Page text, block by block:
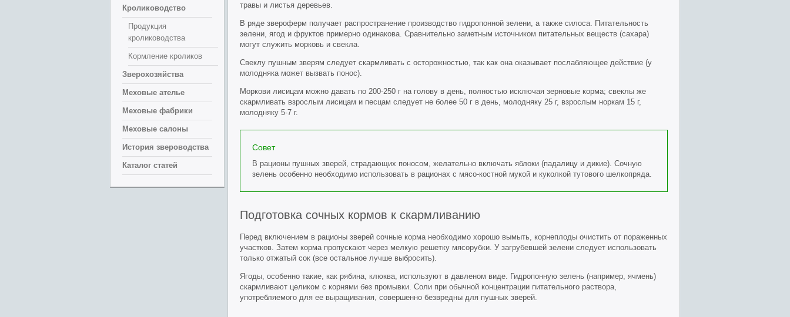
травы и листья деревьев.
В ряде звероферм получает распространение производство гидропонной зелени, а также силоса. Питательность
зелени, ягод и фруктов примерно одинакова. Сравнительно заметным источником питательных веществ (сахара)
могут служить морковь и свекла.
Свеклу пушным зверям следует скармливать с осторожностью, так как она оказывает послабляющее действие (у
молодняка может вызвать понос).
Моркови лисицам можно давать по 200-250 г на голову в день, полностью исключая зерновые корма; свеклы же
скармливать взрослым лисицам и песцам следует не более 50 г в день, молодняку 25 г, взрослым норкам 15 г,
молодняку 5-7 г.
Совет
В рационы пушных зверей, страдающих поносом, желательно включать яблоки (падалицу и дикие). Сочную
зелень особенно необходимо использовать в рационах с мясо-костной мукой и куколкой тутового шелкопряда.
Подготовка сочных кормов к скармливанию
Перед включением в рационы зверей сочные корма необходимо хорошо вымыть, корнеплоды очистить от пораженных
участков. Затем корма пропускают через мелкую решетку мясорубки. У загрубевшей зелени следует использовать
только отжатый сок (все остальное лучше выбросить).
Ягоды, особенно такие, как рябина, клюква, используют в давленом виде. Гидропонную зелень (например, ячмень)
скармливают целиком с корнями без промывки. Соли при обычной концентрации питательного раствора,
употребляемого для ее выращивания, совершенно безвредны для пушных зверей.
Кролиководство
Продукция
кролиководства
Кормление кроликов
Зверохозяйства
Меховые ателье
Меховые фабрики
Меховые салоны
История звероводства
Каталог статей